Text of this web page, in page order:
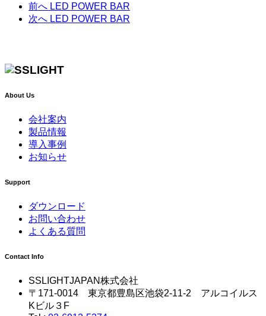
前へ LED POWER BAR
次へ LED POWER BAR
About Us
会社案内
製品情報
導入事例
お知らせ
Support
ダウンロード
お問い合わせ
よくある質問
Contact Info
SSLIGHTJAPAN株式会社
〒171-0014 東京都豊島区池袋2-11-2 アルコイルス
Kビル３F